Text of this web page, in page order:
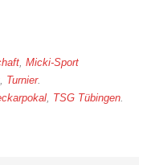
Micki-Sport
Turnier.
TSG Tübingen